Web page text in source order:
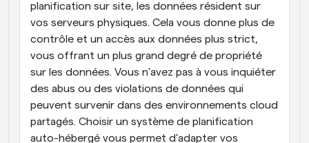
planification sur site, les données résident sur
vos serveurs physiques. Cela vous donne plus de
contrôle et un accès aux données plus strict,
vous offrant un plus grand degré de propriété
sur les données. Vous n'avez pas à vous inquiéter
des abus ou des violations de données qui
peuvent survenir dans des environnements cloud
partagés. Choisir un système de planification
auto-hébergé vous permet d'adapter vos